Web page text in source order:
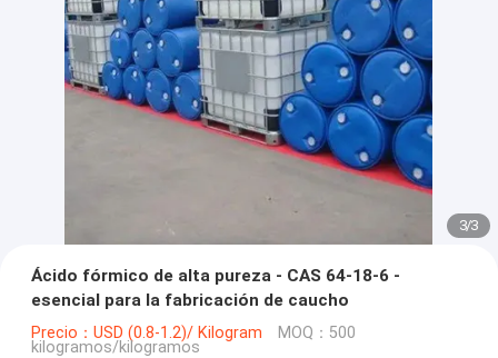
3/3
Ácido fórmico de alta pureza - CAS 64-18-6 -
esencial para la fabricación de caucho
Precio：USD (0.8-1.2)/ Kilogram MOQ：500
kilogramos/kilogramos